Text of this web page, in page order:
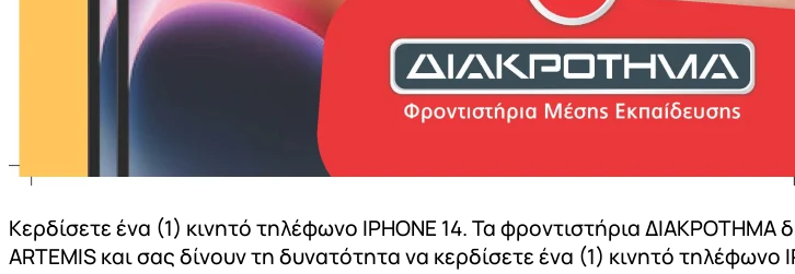
Κερδίσετε ένα (1) κινητό τηλέφωνο ΙΡΗΟΝΕ 14. Τα φροντιστήρια
ARTEMIS και σας δίνουν τη δυνατότητα να κερδίσετε ένα (1) κινητό